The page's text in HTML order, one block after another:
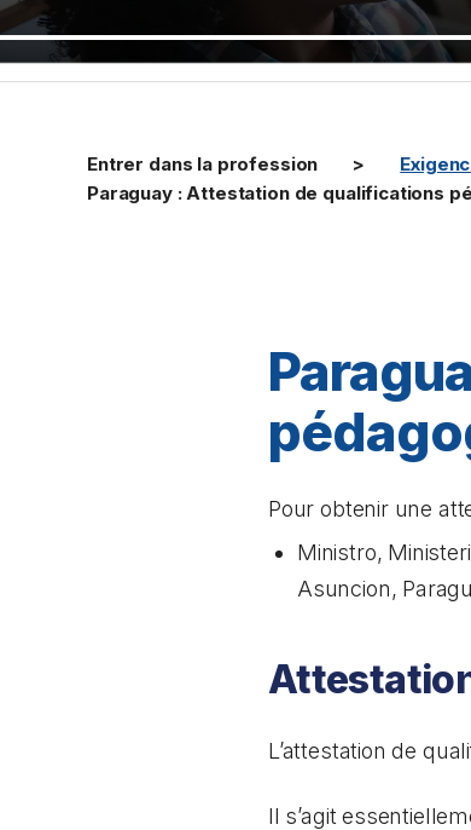
Entrer dans la profession
Paraguay : Attestation de qualifications
Pour obtenir une
Ministro,
Asuncion,
L’attestation de
Il s’agit